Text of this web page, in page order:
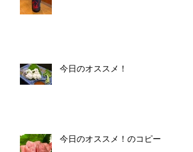
今日のオススメ！
今日のオススメ！のコピー